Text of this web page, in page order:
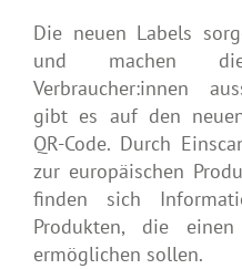
Die neuen Labels
und machen
Verbraucher:innen
gibt es auf den
QR-Code. Durch
zur europäischen
finden sich
Produkten, die
ermöglichen sollen.